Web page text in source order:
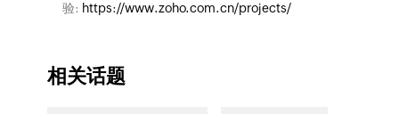
验: https://www.zoho.com.cn/projects/
相关话题